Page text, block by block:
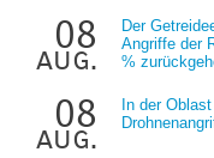
08
aug.
Der
Angriffe der
%
08
aug.
In der